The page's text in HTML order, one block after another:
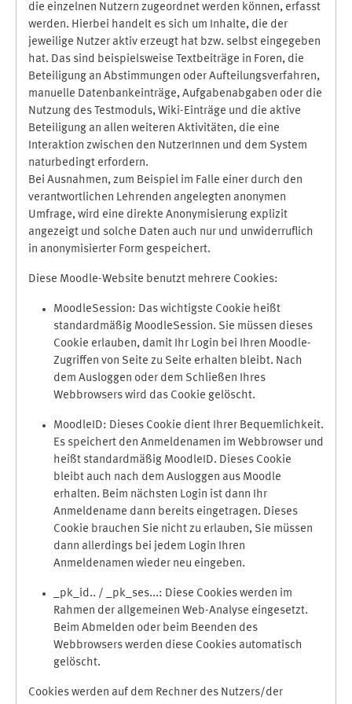
die einzelnen Nutzern zugeordnet werden können, erfasst
werden. Hierbei handelt es sich um Inhalte, die der
jeweilige Nutzer aktiv erzeugt hat bzw. selbst eingegeben
hat. Das sind beispielsweise Textbeiträge in Foren, die
Beteiligung an Abstimmungen oder Aufteilungsverfahren,
manuelle Datenbankeinträge, Aufgabenabgaben oder die
Nutzung des Testmoduls, Wiki-Einträge und die aktive
Beteiligung an allen weiteren Aktivitäten, die eine
Interaktion zwischen den NutzerInnen und dem System
naturbedingt erfordern.
Bei Ausnahmen, zum Beispiel im Falle einer durch den
verantwortlichen Lehrenden angelegten anonymen
Umfrage, wird eine direkte Anonymisierung explizit
angezeigt und solche Daten auch nur und unwiderruflich
in anonymisierter Form gespeichert.
Diese Moodle-Website benutzt mehrere Cookies:
MoodleSession: Das wichtigste Cookie heißt
standardmäßig MoodleSession. Sie müssen dieses
Cookie erlauben, damit Ihr Login bei Ihren Moodle-
Zugriffen von Seite zu Seite erhalten bleibt. Nach
dem Ausloggen oder dem Schließen Ihres
Webbrowsers wird das Cookie gelöscht.
MoodleID: Dieses Cookie dient Ihrer Bequemlichkeit.
Es speichert den Anmeldenamen im Webbrowser und
heißt standardmäßig MoodleID. Dieses Cookie
bleibt auch nach dem Ausloggen aus Moodle
erhalten. Beim nächsten Login ist dann Ihr
Anmeldename dann bereits eingetragen. Dieses
Cookie brauchen Sie nicht zu erlauben, Sie müssen
dann allerdings bei jedem Login Ihren
Anmeldenamen wieder neu eingeben.
_pk_id.. / _pk_ses...: Diese Cookies werden im
Rahmen der allgemeinen Web-Analyse eingesetzt.
Beim Abmelden oder beim Beenden des
Webbrowsers werden diese Cookies automatisch
gelöscht.
Cookies werden auf dem Rechner des Nutzers/der